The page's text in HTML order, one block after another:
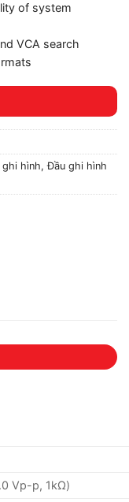
of system
VCA search
ghi hình,Đầu ghi hình
Vp-p, 1kΩ)